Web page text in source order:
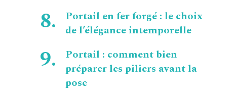
Portail en fer forgé : le choix
de l’élégance intemporelle
Portail : comment bien
préparer les piliers avant la
pose